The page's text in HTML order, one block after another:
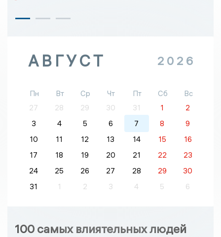
АВГУСТ 2026
Пн Вт Ср Чт Пт Сб
Вс
27
28 29 30 31 1
2
3
4 5 6 7 8
9
10
11 12 13 14 15
16
17
18 19 20 21 22
23
24
25 26 27 28 29
30
31
1 2 3 4 5 6
100 самых влиятельных людей